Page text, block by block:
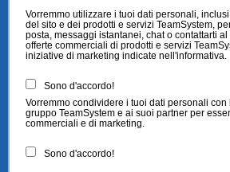
Vorremmo utilizzare i tuoi dati personali,
del sito e dei prodotti e servizi TeamSystem,
posta, messaggi istantanei, chat o contattarti
offerte commerciali di prodotti e servizi
iniziative di marketing indicate nell'informativa.
Sono d'accordo!
Vorremmo condividere i tuoi dati personali con
gruppo TeamSystem e ai suoi partner per
commerciali e di marketing.
Sono d'accordo!